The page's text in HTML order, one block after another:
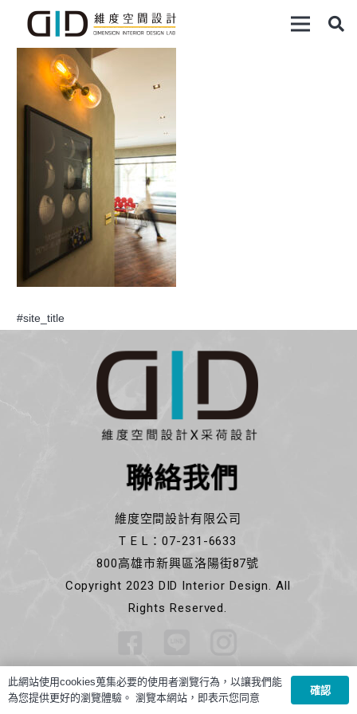
#site_title
聯絡我們
維度空間設計有限公司
T E L：07-231-6633
800高雄市新興區洛陽街87號
Copyright 2023 DID Interior Design. All
Rights Reserved.
此網站使用cookies蒐集必要的使用者瀏覽行為，以讓我們能
為您提供更好的瀏覽體驗。 瀏覽本網站，即表示您同意
確認